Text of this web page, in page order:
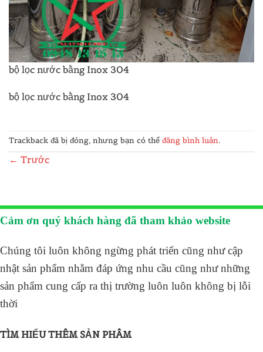
bộ lọc nước bằng Inox 304
bộ lọc nước bằng Inox 304
Trackback đã bị đóng, nhưng bạn có thể đăng bình luận.
← Trước
Cảm ơn quý khách hàng đã tham khảo website
Chúng tôi luôn không ngừng phát triển cũng như cập
nhật sản phẩm nhằm đáp ứng nhu cầu cũng như những
sản phẩm cung cấp ra thị trường luôn luôn không bị lỗi
thời
TÌM HIỂU THÊM SẢN PHÂM